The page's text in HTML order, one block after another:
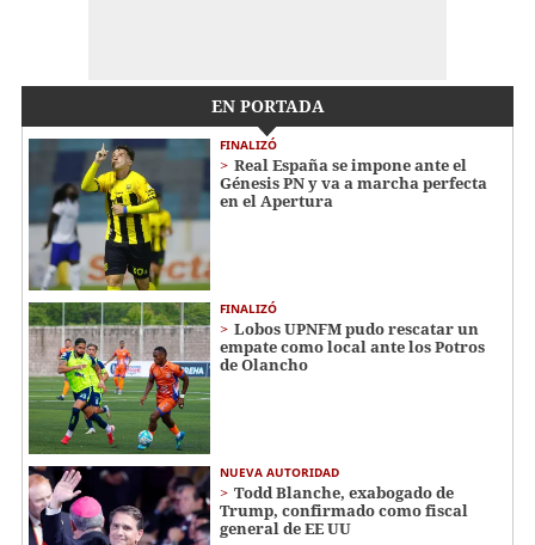
EN PORTADA
FINALIZÓ
Real España se impone ante el
Génesis PN y va a marcha perfecta
en el Apertura
FINALIZÓ
Lobos UPNFM pudo rescatar un
empate como local ante los Potros
de Olancho
NUEVA AUTORIDAD
Todd Blanche, exabogado de
Trump, confirmado como fiscal
general de EE UU